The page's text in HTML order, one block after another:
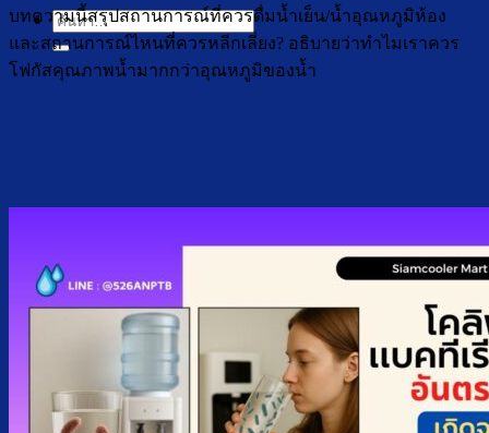
ค้นหา:
บทความนี้สรุปสถานการณ์ที่ควรดื่มน้ำเย็น/น้ำอุณหภูมิห้อง
และสถานการณ์ไหนที่ควรหลีกเลี่ยง? อธิบายว่าทำไมเราควร
โฟกัสคุณภาพน้ำมากกว่าอุณหภูมิของน้ำ